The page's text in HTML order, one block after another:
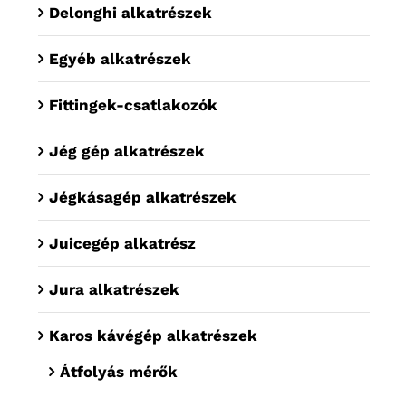
Delonghi alkatrészek
Egyéb alkatrészek
Fittingek-csatlakozók
Jég gép alkatrészek
Jégkásagép alkatrészek
Juicegép alkatrész
Jura alkatrészek
Karos kávégép alkatrészek
Átfolyás mérők